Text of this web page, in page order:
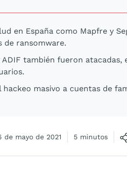
en España como Mapfre y
de ransomware.
también fueron atacadas,
masivo a cuentas de
de mayo de 2021 5 minutos